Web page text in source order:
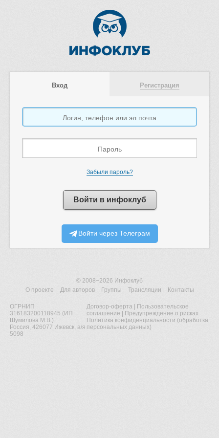
Вход Регистрация
Забыли пароль?
Войти в инфоклуб
Войти через Телеграм
© 2008−2026 Инфоклуб
О проекте
Для авторов Группы Трансляции Контакты
ОГРНИП
316183200118945 (ИП
Шумилова М.В.)
Россия, 426077 Ижевск, а/я
5098
Договор-оферта
Пользовательское
соглашение
Предупреждение о рисках
Политика конфиденциальности (обработка
персональных данных)